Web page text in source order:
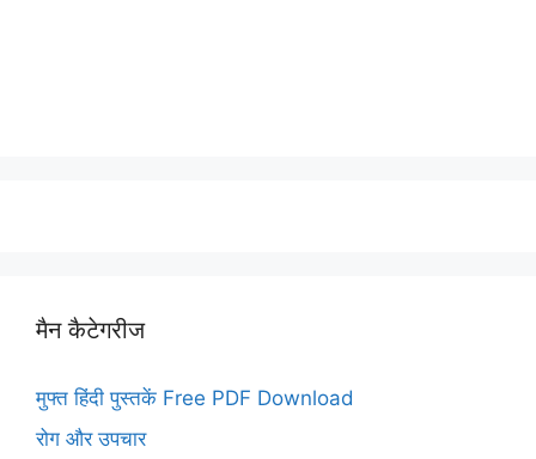
मैन कैटेगरीज
मुफ्त हिंदी पुस्तकें Free PDF Download
रोग और उपचार